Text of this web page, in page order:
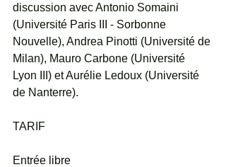
discussion avec Antonio Somaini
(Université Paris III - Sorbonne
Nouvelle), Andrea Pinotti (Université de
Milan), Mauro Carbone (Université
Lyon III) et Aurélie Ledoux (Université
de Nanterre).
TARIF
Entrée libre